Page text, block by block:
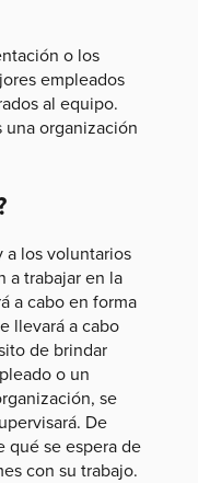
o los
empleados
al equipo.
organización
a los voluntarios
a trabajar en la
a cabo en forma
llevará a cabo
de brindar
o un
se
De
qué se espera de
con su trabajo.